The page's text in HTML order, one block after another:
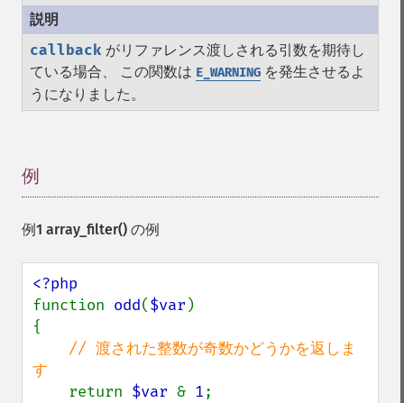
callback がリファレンス渡しされる引数を期待し
ている場合、 この関数は E_WARNING を発生させるよ
うになりました。
例
例1 array_filter() の例
function odd($var )
{
// 渡された整数が奇数かどうかを返しま
す
return $var & 1;